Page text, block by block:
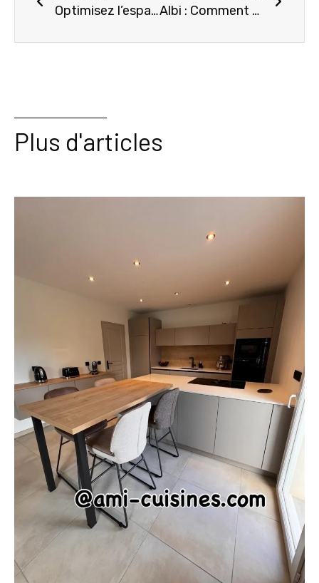
Optimisez l’espace de votre chambre à coucher à Gaillac : astuces et designs pour un aménagement réussi Albi : Comment Concevoir une Salle de Bain de Rêve sur Mesure pour un Confort Optimal
Plus d'articles